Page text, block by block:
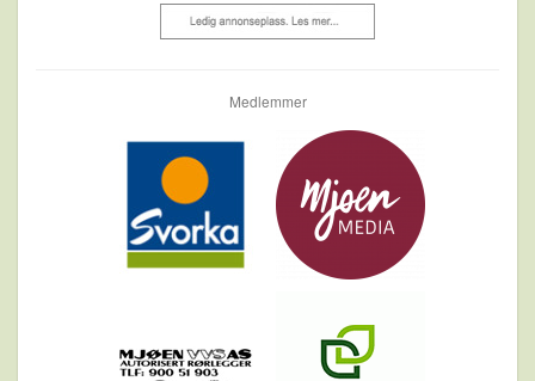
Medlemmer